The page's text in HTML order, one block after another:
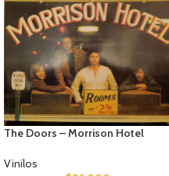
The Doors – Morrison Hotel
Vinilos